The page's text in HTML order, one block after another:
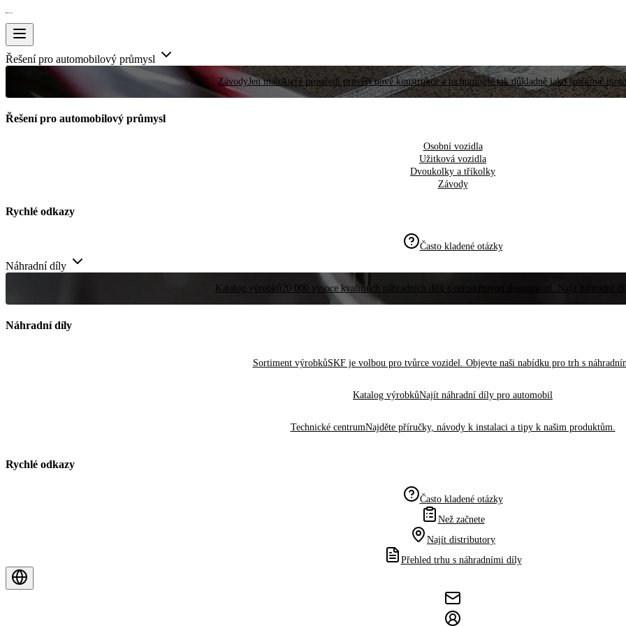
Řešení pro automobilový průmysl
ZávodyJen málokteré prostředí prověří nové konstrukce a technologie tak důkladně jako špičkové
Řešení pro automobilový průmysl
Osobní vozidla
Užitková vozidla
Dvoukolky a tříkolky
Závody
Rychlé odkazy
Často kladené otázky
Náhradní díly
Katalog výrobků20 000 vysoce kvalitních náhradních dílů s celosvětovou dostupností. Najít náhradní
Náhradní díly
Sortiment výrobkůSKF je volbou pro tvůrce vozidel. Objevte naši nabídku pro trh s
Katalog výrobkůNajít náhradní díly pro automobil
Technické centrumNajděte příručky, návody k instalaci a tipy k našim produktům.
Rychlé odkazy
Často kladené otázky
Než začnete
Najít distributory
Přehled trhu s náhradními díly